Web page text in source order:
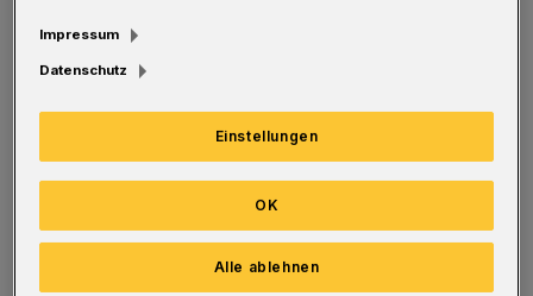
können. Justin Steinkötter scheiterte aber aus
kurzer Distanz an Torwart Sebastian Patzler.
Der WSV trat in der 14. Minute erstmals in
Szene, als ein Schlenzer von Semir Saric zur
Ecke abgewehrt wurde, Die zweite Chance des
Impressum
Datenschutz
Einstellungen
Alle ablehnen
OK